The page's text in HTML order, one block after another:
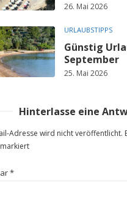
26. Mai 2026
URLAUBSTIPPS
Günstig
September
25. Mai 2026
Hinterlasse eine
Adresse wird nicht veröffentlicht.
markiert
*